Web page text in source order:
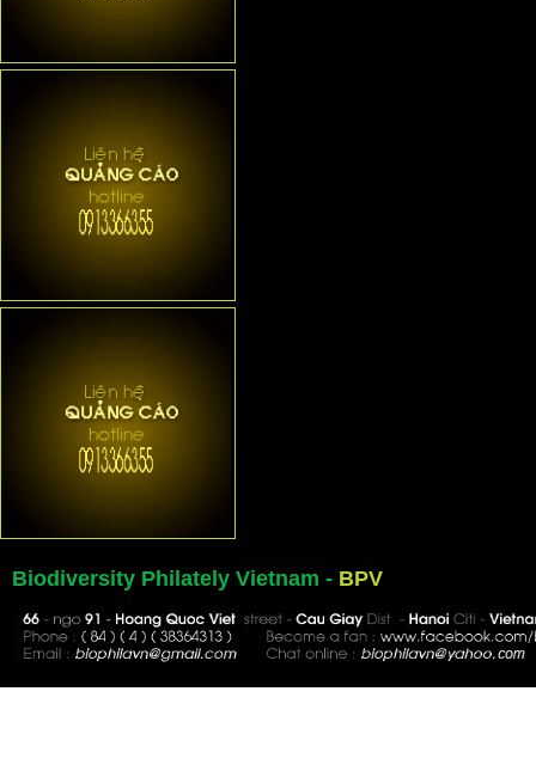
Biodiversity Philately Vietnam - BPV